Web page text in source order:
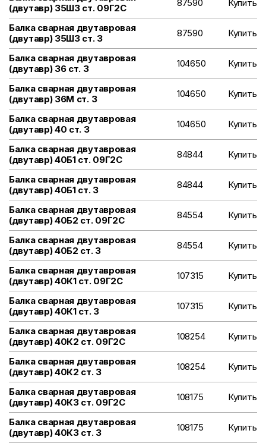
(двутавр) 35Ш3 ст. 09Г2С
87590 Купить
Балка сварная двутавровая
(двутавр) 35Ш3 ст. 3
87590 Купить
Балка сварная двутавровая
(двутавр) 36 ст. 3
104650 Купить
Балка сварная двутавровая
(двутавр) 36М ст. 3
104650 Купить
Балка сварная двутавровая
(двутавр) 40 ст. 3
104650 Купить
Балка сварная двутавровая
(двутавр) 40Б1 ст. 09Г2С
84844 Купить
Балка сварная двутавровая
(двутавр) 40Б1 ст. 3
84844 Купить
Балка сварная двутавровая
(двутавр) 40Б2 ст. 09Г2С
84554 Купить
Балка сварная двутавровая
(двутавр) 40Б2 ст. 3
84554 Купить
Балка сварная двутавровая
(двутавр) 40К1 ст. 09Г2С
107315 Купить
Балка сварная двутавровая
(двутавр) 40К1 ст. 3
107315 Купить
Балка сварная двутавровая
(двутавр) 40К2 ст. 09Г2С
108254 Купить
Балка сварная двутавровая
(двутавр) 40К2 ст. 3
108254 Купить
Балка сварная двутавровая
(двутавр) 40К3 ст. 09Г2С
108175 Купить
Балка сварная двутавровая
(двутавр) 40К3 ст. 3
108175 Купить